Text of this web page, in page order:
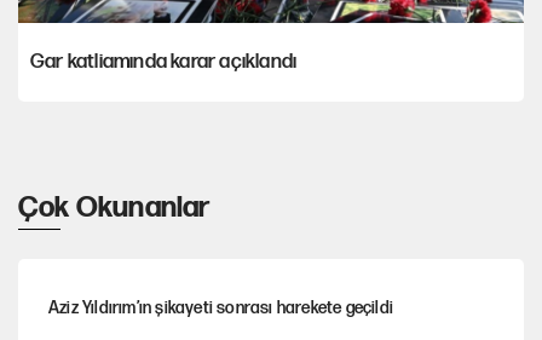
Gar katliamında karar açıklandı
Çok Okunanlar
Aziz Yıldırım’ın şikayeti sonrası harekete geçildi